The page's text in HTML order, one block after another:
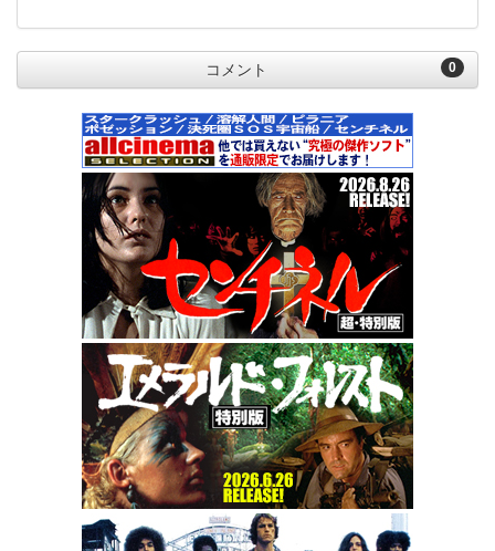
0
コメント